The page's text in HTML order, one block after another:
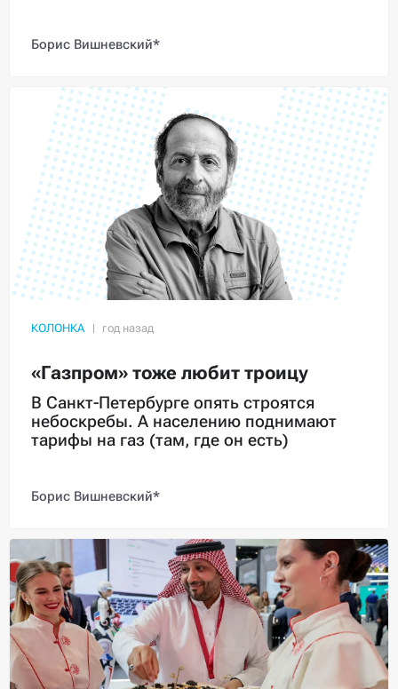
Борис Вишневский*
КОЛОНКА
«Газпром» тоже любит троицу
В Санкт-Петербурге опять строятся
небоскребы. А населению поднимают
тарифы на газ (там, где он есть)
Борис Вишневский*